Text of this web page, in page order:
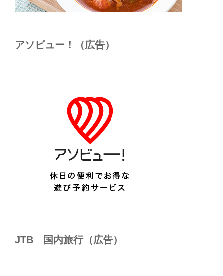
アソビュー！（広告）
JTB 国内旅行（広告）